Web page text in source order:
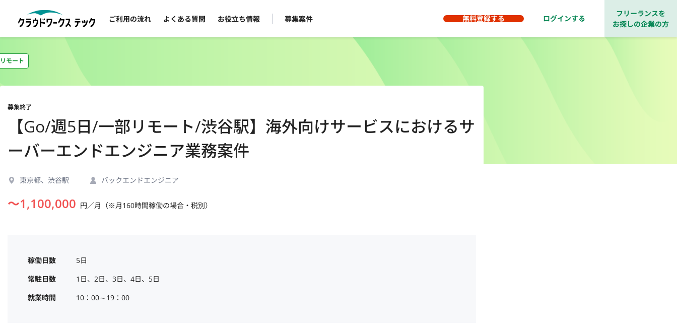
ご利用の流れ よくある質問 お役立ち情報 募集案件 無料登録する ログインする
フリーランスを
お探しの企業の方
モート
募集終了
【Go/週5日/一部リモート/渋谷駅】海外向けサービスにおけるサ
ーバーエンドエンジニア業務案件
東京都、渋谷駅 バックエンドエンジニア
〜1,100,000 円／月（※月160時間稼働の場合・税別）
稼働日数
5日
常駐日数
1日、2日、3日、4日、5日
就業時間
10：00～19：00